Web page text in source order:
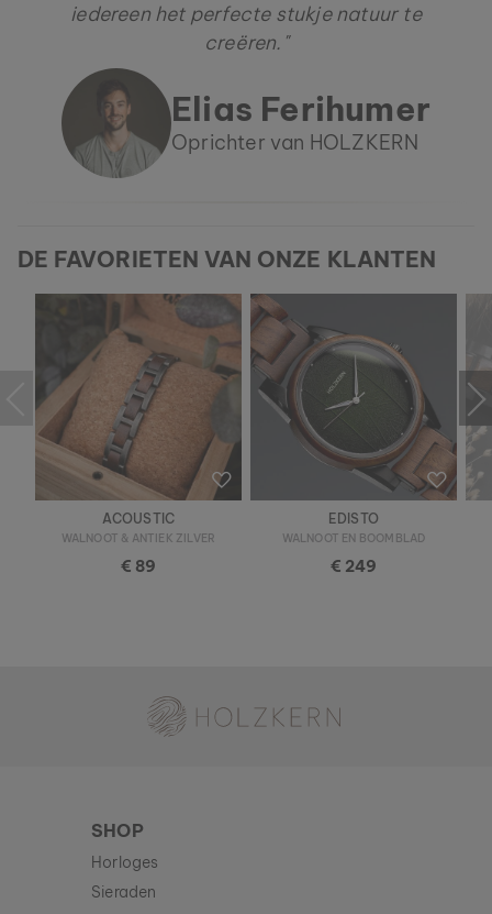
iedereen het perfecte stukje natuur te
creëren."
Elias Ferihumer
Oprichter van HOLZKERN
DE FAVORIETEN VAN ONZE KLANTEN
ACOUSTIC
WALNOOT & ANTIEK ZILVER
€ 89
EDISTO
WALNOOT EN BOOMBLAD
€ 249
SHOP
Horloges
Sieraden